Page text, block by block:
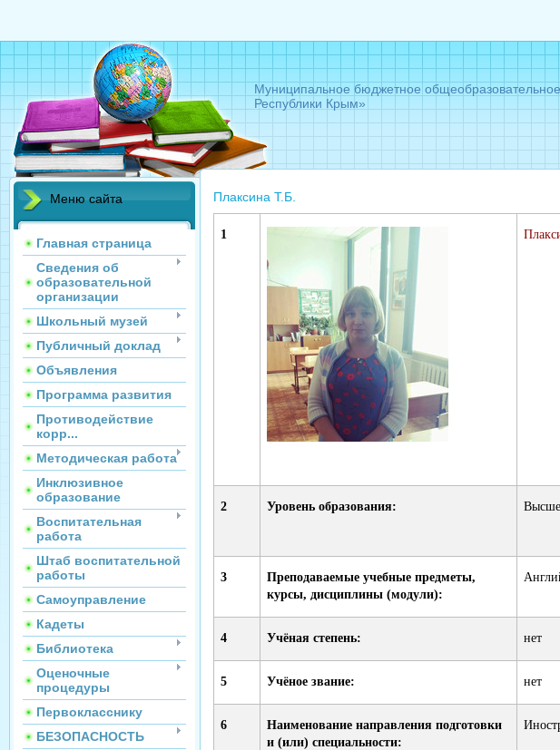
Муниципальное бюджетное
Республики Крым»
Меню сайта
Главная страница
Сведения об
образовательной
организации
Школьный музей
Публичный доклад
Объявления
Программа развития
Противодействие
корр...
Методическая работа
Инклюзивное
образование
Воспитательная
работа
Штаб воспитательной
работы
Самоуправление
Кадеты
Библиотека
Оценочные
процедуры
Первокласснику
БЕЗОПАСНОСТЬ
Плаксина Т.Б.
1
2 Уровень образования:
3
Преподаваемые учебные предметы,
курсы, дисциплины (модули):
4 Учёная степень: нет
5 Учёное звание: нет
6
Наименование направления подготовки
и (или) специальности: